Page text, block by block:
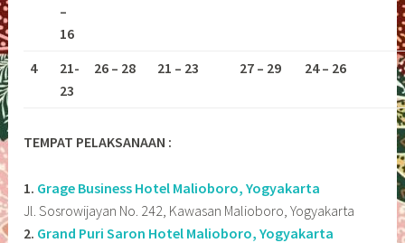
–
16
4
21-
23
26 – 28 21 – 23 27 – 29 24 – 26
TEMPAT PELAKSANAAN :
1. Grage Business Hotel Malioboro, Yogyakarta
Jl. Sosrowijayan No. 242, Kawasan Malioboro, Yogyakarta
2. Grand Puri Saron Hotel Malioboro, Yogyakarta